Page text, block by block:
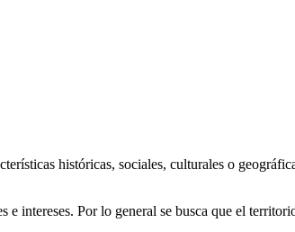
históricas, sociales, culturales o
intereses. Por lo general se busca que el